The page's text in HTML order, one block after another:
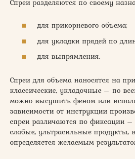
Спреи разделяются по своему
для прикорневого объема;
для укладки прядей по
для выпрямления.
Спреи для объема наносятся на
классические, укладочные – по
можно высушить феном или
зависимости от инструкции
спреи различаются по фиксации –
слабые, ультрасильные продукты,
определяется желаемым